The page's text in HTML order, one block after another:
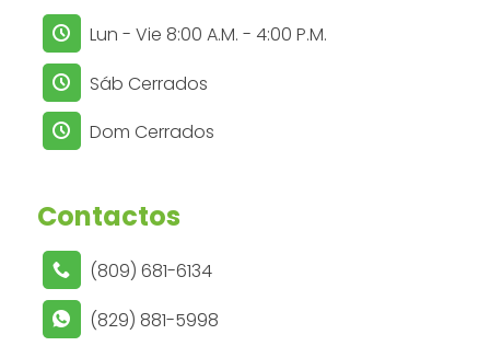
Lun - Vie 8:00 A.M. - 4:00 P.M.
Sáb Cerrados
Dom Cerrados
Contactos
(809) 681-6134
(829) 881-5998